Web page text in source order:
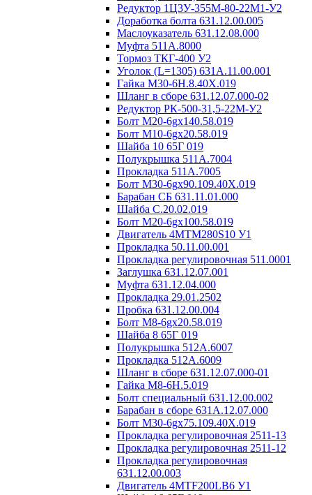
Редуктор 1Ц3У-355М-80-22М1-У2
Доработка болта 631.12.00.005
Маслоуказатель 631.12.08.000
Муфта 511А.8000
Тормоз ТКГ-400 У2
Уголок (L=1305) 631А.11.00.001
Гайка М30-6H.8.40Х.019
Шланг в сборе 631.12.07.000-02
Редуктор РК-500-31,5-22М-У2
Болт М20-6gх140.58.019
Болт М10-6gх20.58.019
Шайба 10 65Г 019
Полукрышка 511А.7004
Прокладка 511А.7005
Болт М30-6gх90.109.40Х.019
Барабан СБ 631.11.01.000
Шайба C.20.02.019
Болт М20-6gх100.58.019
Двигатель 4MTM280S10 У1
Прокладка 50.11.00.001
Прокладка регулировочная 511.0001
Заглушка 631.12.07.001
Муфта 631.12.04.000
Прокладка 29.01.2502
Пробка 631.12.00.004
Болт М8-6gх20.58.019
Шайба 8 65Г 019
Полукрышка 512А.6007
Прокладка 512А.6009
Шланг в сборе 631.12.07.000-01
Гайка М8-6H.5.019
Болт специальный 631.12.00.002
Барабан в сборе 631А.12.07.000
Болт М30-6gх75.109.40Х.019
Прокладка регулировочная 2511-13
Прокладка регулировочная 2511-12
Прокладка регулировочная
631.12.00.003
Двигатель 4MTF200LB6 У1